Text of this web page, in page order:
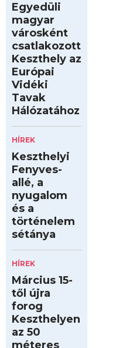
Egyedüli
magyar
városként
csatlakozott
Keszthely az
Európai
Vidéki
Tavak
Hálózatához
HÍREK
Keszthelyi
Fenyves-
allé, a
nyugalom
és a
történelem
sétánya
HÍREK
Március 15-
től újra
forog
Keszthelyen
az 50
méteres